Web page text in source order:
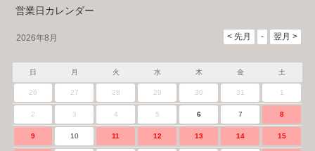
営業日カレンダー
2026年8月
日 月 火 水 木 金 土
26 27 28 29 30 31 1
2 3 4 5 6 7 8
9 10 11 12 13 14 15